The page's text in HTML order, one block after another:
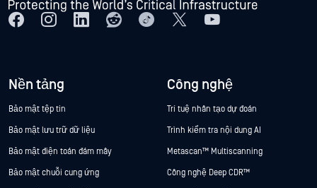
Nền tảng
Bảo mật tệp tin
Bảo mật lưu trữ dữ liệu
Bảo mật điện toán đám mây
Bảo mật chuỗi cung ứng
Công nghệ
Trí tuệ nhân tạo dự đoán
Trình kiểm tra nội dung AI
Metascan™ Multiscanning
Công nghệ Deep CDR™